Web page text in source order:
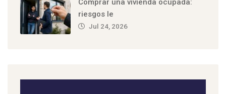
Comprar una vivienda ocupada:
riesgos le
Jul 24, 2026